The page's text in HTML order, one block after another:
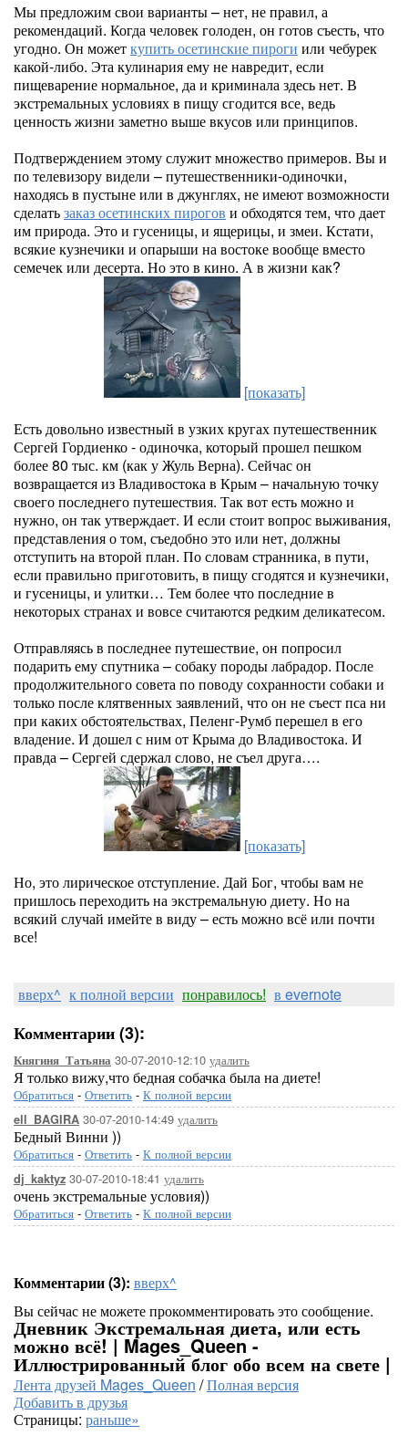
Мы предложим свои варианты – нет, не правил, а
рекомендаций. Когда человек голоден, он готов съесть, что
угодно. Он можеткупить осетинские пироги или чебурек
какой-либо. Эта кулинария ему не навредит, если
пищеварение нормальное, да и криминала здесь нет. В
экстремальных условиях в пищу сгодится все, ведь
ценность жизни заметно выше вкусов или принципов.
Подтверждением этому служит множество примеров. Вы и
по телевизору видели – путешественники-одиночки,
находясь в пустыне или в джунглях, не имеют возможности
сделатьзаказ осетинских пирогов и обходятся тем, что дает
им природа. Это и гусеницы, и ящерицы, и змеи. Кстати,
всякие кузнечики и опарыши на востоке вообще вместо
семечек или десерта. Но это в кино. А в жизни как?
[показать]
Есть довольно известный в узких кругах путешественник
Сергей Гордиенко - одиночка, который прошел пешком
более 80 тыс. км (как у Жуль Верна). Сейчас он
возвращается из Владивостока в Крым – начальную точку
своего последнего путешествия. Так вот есть можно и
нужно, он так утверждает. И если стоит вопрос выживания,
представления о том, съедобно это или нет, должны
отступить на второй план. По словам странника, в пути,
если правильно приготовить, в пищу сгодятся и кузнечики,
и гусеницы, и улитки… Тем более что последние в
некоторых странах и вовсе считаются редким деликатесом.
Отправляясь в последнее путешествие, он попросил
подарить ему спутника – собаку породы лабрадор. После
продолжительного совета по поводу сохранности собаки и
только после клятвенных заявлений, что он не съест пса ни
при каких обстоятельствах, Пеленг-Румб перешел в его
владение. И дошел с ним от Крыма до Владивостока. И
правда – Сергей сдержал слово, не съел друга….
[показать]
Но, это лирическое отступление. Дай Бог, чтобы вам не
пришлось переходить на экстремальную диету. Но на
всякий случай имейте в виду – есть можно всё или почти
все!
вверх^ к полной версии понравилось! в evernote
Комментарии (3):
Княгиня_Татьяна 30-07-2010-12:10 удалить
Я только вижу,что бедная собачка была на диете!
Обратиться - Ответить - К полной версии
ell_BAGIRA 30-07-2010-14:49 удалить
Бедный Винни ))
Обратиться - Ответить - К полной версии
dj_kaktyz 30-07-2010-18:41 удалить
очень экстремальные условия))
Обратиться - Ответить - К полной версии
Комментарии (3): вверх^
Вы сейчас не можете прокомментировать это сообщение.
Дневник Экстремальная диета, или есть
можно всё! | Mages_Queen -
Иллюстрированный блог обо всем на свете |
Лента друзей Mages_Queen /Полная версия
Добавить в друзья
Страницы: раньше»